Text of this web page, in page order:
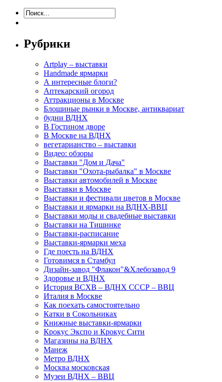
Рубрики
Artplay – выставки
Handmade ярмарки
А интересные блоги?
Аптекарский огород
Аттракционы в Москве
Блошиные рынки в Москве, антиквариат
будни ВДНХ
В Гостином дворе
В Москве на ВДНХ
вегетарианство – выставки
Видео: обзоры
Выставки "Дом и Дача"
Выставки "Охота-рыбалка" в Москве
Выставки автомобилей в Москве
Выставки в Москве
Выставки и фестивали цветов в Москве
Выставки и ярмарки на ВДНХ-ВВЦ
Выставки моды и свадебные выставки
Выставки на Тишинке
Выставки-расписание
Выставки-ярмарки меха
Где поесть на ВДНХ
Готовимся в Стамбул
Дизайн-завод "Флакон"&Хлебозавод 9
Здоровье и ВДНХ
История ВСХВ – ВДНХ СССР – ВВЦ
Италия в Москве
Как поехать самостоятельно
Катки в Сокольниках
Книжные выставки-ярмарки
Крокус Экспо и Крокус Сити
Магазины на ВДНХ
Манеж
Метро ВДНХ
Москва московская
Музеи ВДНХ – ВВЦ